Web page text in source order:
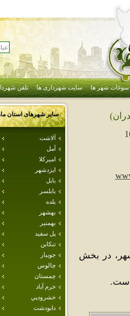
سوغات شهر ها سایت شهرداری ها تلفن
سایر شهرهای استان
آلاشت
آمل
اميركلا
ايزدشهر
بابل
بابلسر
بلده
بهشهر
بهمنير
پل سفيد
تنكابن
جويبار
چالوس
چمستان
خرم آباد
خشرودپي
دابودشت
در بخش